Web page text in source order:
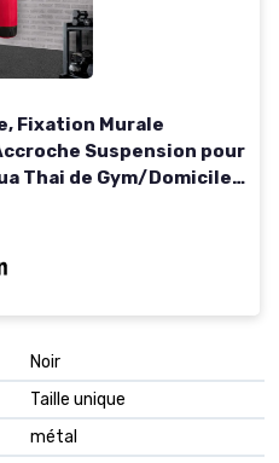
Fixation Murale
Suspension pour
Thai de Gym/Domicile
Chaîne
‎Noir
‎Taille unique
‎métal